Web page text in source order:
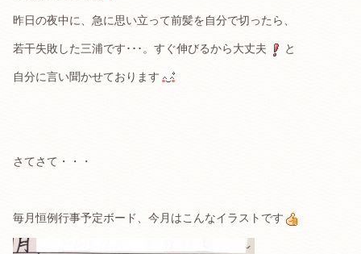
昨日の夜中に、急に思い立って前髪を自分で切ったら、
若干失敗した三浦です･･･。すぐ伸びるから大丈夫 と
自分に言い聞かせております
さてさて・・・
毎月恒例行事予定ボード、今月はこんなイラストです